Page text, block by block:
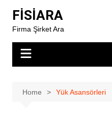
content
FİSİARA
Firma Şirket Ara
Home Yük Asansörleri